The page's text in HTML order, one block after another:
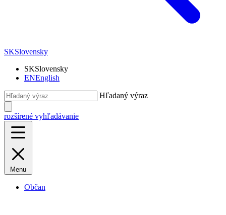
SKSlovensky
SKSlovensky
ENEnglish
Hľadaný výraz
rozšírené vyhľadávanie
Menu
Občan